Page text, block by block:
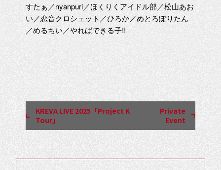
すたぁ／nyanpuri／ほくりくアイドル部／松山あお
い／恋音クロシェット／ひろか／めとろぽりたん
／めるちい／やればできる子!!
ン
ト
ナ
ゲ
KREVA LIVE 2025「Project K
Tour」
Private
Event